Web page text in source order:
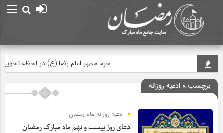
حرم مطهر امام رضا (ع) در لحظه تحویل سال
برچسب » ادعیه روزانه
ادعیه روزانه ماه رمضان
دعای روز بیست و نهم ماه مبارک رمضان